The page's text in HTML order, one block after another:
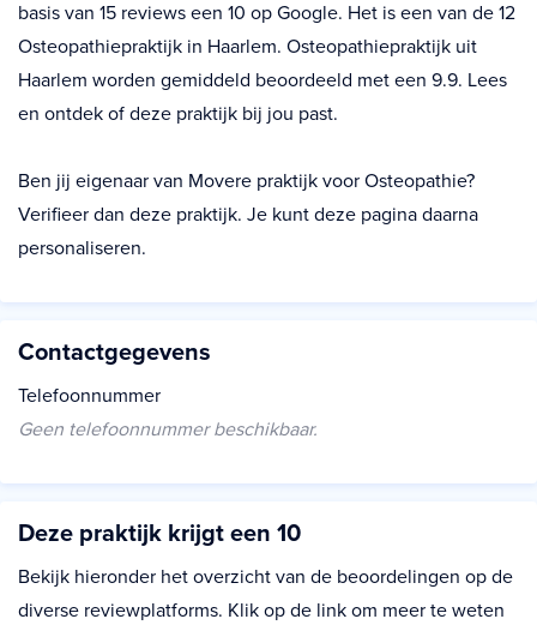
basis van 15 reviews een 10 op Google. Het is een van de 12
Osteopathiepraktijk in Haarlem. Osteopathiepraktijk uit
Haarlem worden gemiddeld beoordeeld met een 9.9. Lees
en ontdek of deze praktijk bij jou past.
Ben jij eigenaar van Movere praktijk voor Osteopathie?
Verifieer dan deze praktijk. Je kunt deze pagina daarna
personaliseren.
Contactgegevens
Telefoonnummer
Geen telefoonnummer beschikbaar.
Deze praktijk krijgt een 10
Bekijk hieronder het overzicht van de beoordelingen op de
diverse reviewplatforms. Klik op de link om meer te weten